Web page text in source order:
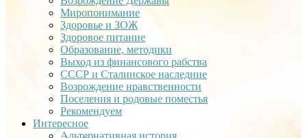
Миропонимание
Здоровье и ЗОЖ
Здоровое питание
Образование, методики
Выход из финансового рабства
СССР и Сталинское наследние
Возрождение нравственности
Поселения и родовые поместья
Рекомендуем
Интересное
Альтернативная история